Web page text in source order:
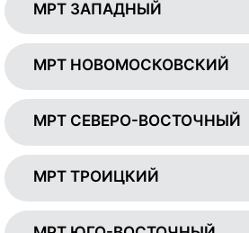
МРТ ЗАПАДНЫЙ
МРТ НОВОМОСКОВСКИЙ
МРТ СЕВЕРО-ВОСТОЧНЫЙ
МРТ ТРОИЦКИЙ